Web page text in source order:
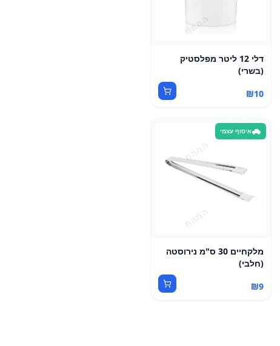
דלי 12 ליטר מפלסטיק
(בשרי)
₪10
איסוף עצמי
מלקחיים 30 ס"מ נירוסטה
(חלבי)
₪9